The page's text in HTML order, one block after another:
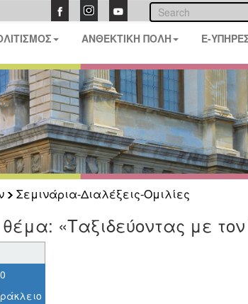
ΑΝΘΕΚΤΙΚΗ ΠΟΛΗ E-
Σεμινάρια-Διαλέξεις-Ομιλίες
«Ταξιδεύοντας με